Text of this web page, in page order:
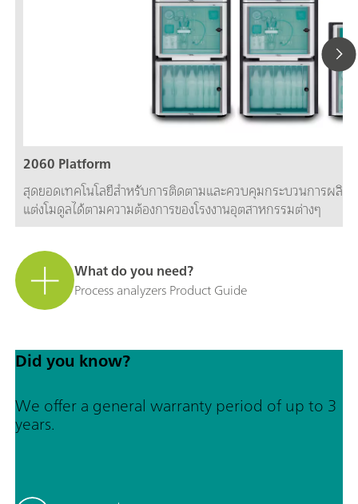
2060 Platform
สุดยอดเทคโนโลยีสำหรับการติดตามและควบคุมกระบวนการผลิต
แต่งโมดูลได้ตามความต้องการของโรงงานอุตสาหกรรมต่างๆ
What do you need?
Process analyzers Product Guide
Did you know?
We offer a general warranty period of up to 3
years.